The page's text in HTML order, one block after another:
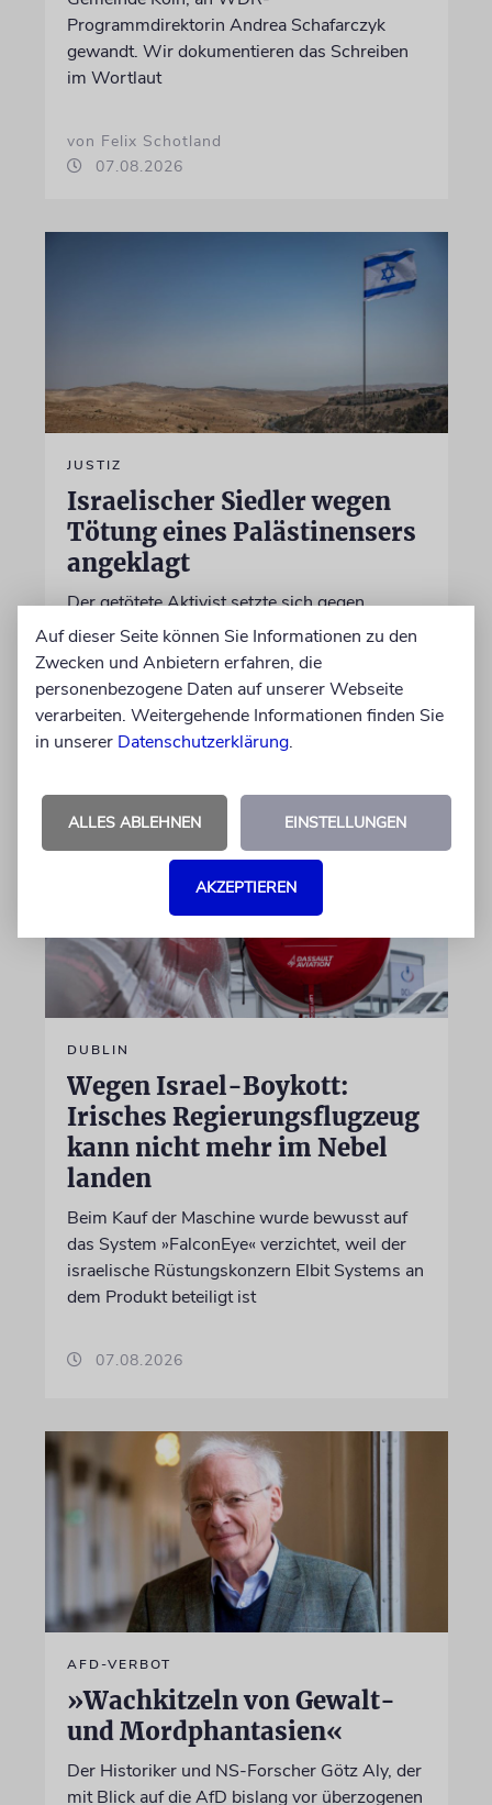
Programmdirektorin Andrea Schafarczyk
gewandt. Wir dokumentieren das Schreiben
im Wortlaut
von Felix Schotland
07.08.2026
JUSTIZ
Israelischer Siedler wegen
Tötung eines Palästinensers
angeklagt
Der getötete Aktivist setzte sich gegen
Siedlergewalt ein und war an dem Oscar-
prämierten Film »No Other Land« beteiligt.
Jetzt steht der mutmaßliche Täter vor Gericht
07.08.2026
DUBLIN
Wegen Israel-Boykott:
Irisches Regierungsflugzeug
kann nicht mehr im Nebel
landen
Beim Kauf der Maschine wurde bewusst auf
das System »FalconEye« verzichtet, weil der
israelische Rüstungskonzern Elbit Systems an
dem Produkt beteiligt ist
07.08.2026
AFD-VERBOT
»Wachkitzeln von Gewalt-
und Mordphantasien«
Der Historiker und NS-Forscher Götz Aly, der
mit Blick auf die AfD bislang vor überzogenen
Auf dieser Seite können Sie Informationen zu den
Zwecken und Anbietern erfahren, die
personenbezogene Daten auf unserer Webseite
verarbeiten. Weitergehende Informationen finden Sie
in unserer Datenschutzerklärung.
ALLES ABLEHNEN EINSTELLUNGEN
AKZEPTIEREN